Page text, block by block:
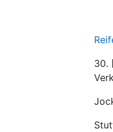
30.